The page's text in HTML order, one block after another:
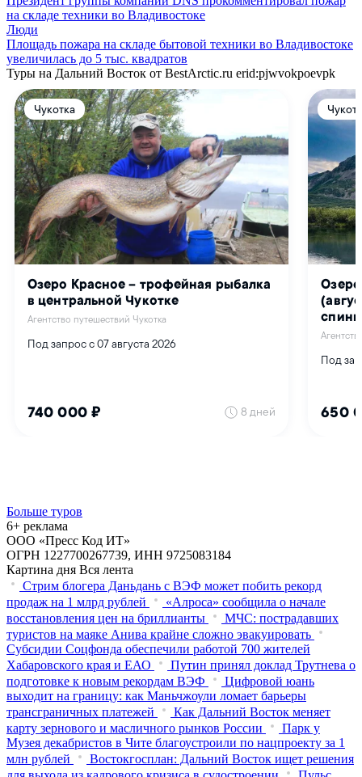
на складе техники во Владивостоке
Люди
Площадь пожара на складе бытовой техники во Владивостоке
увеличилась до 5 тыс. квадратов
Туры на Дальний Восток от BestArctic.ru erid:pjwvokpoevpk
Больше туров
6+ реклама
ООО «Пресс Код ИТ»
ОГРН 1227700267739, ИНН 9725083184
Картина дня Вся лента
Стрим блогера Даньдань с ВЭФ может побить рекорд
продаж на 1 млрд рублей
«Алроса» сообщила о начале
восстановления цен на бриллианты
МЧС: пострадавших
туристов на маяке Анива крайне сложно эвакуировать
Субсидии Соцфонда обеспечили работой 700 жителей
Хабаровского края и ЕАО
Путин принял доклад Трутнева о
подготовке к новым рекордам ВЭФ
Цифровой юань
выходит на границу: как Маньчжоули ломает барьеры
трансграничных платежей
Как Дальний Восток меняет
карту зернового и масличного рынков России
Парк у
Музея декабристов в Чите благоустроили по нацпроекту за 1
млн рублей
Востокгосплан: Дальний Восток ищет решения